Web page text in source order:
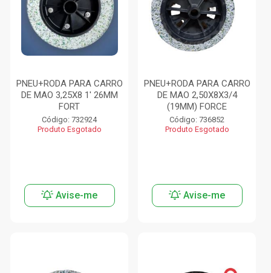
PNEU+RODA PARA CARRO
DE MAO 3,25X8 1' 26MM
FORT
Código: 732924
Produto Esgotado
Avise-me
PNEU+RODA PARA CARRO
DE MAO 2,50X8X3/4
(19MM) FORCE
Código: 736852
Produto Esgotado
Avise-me